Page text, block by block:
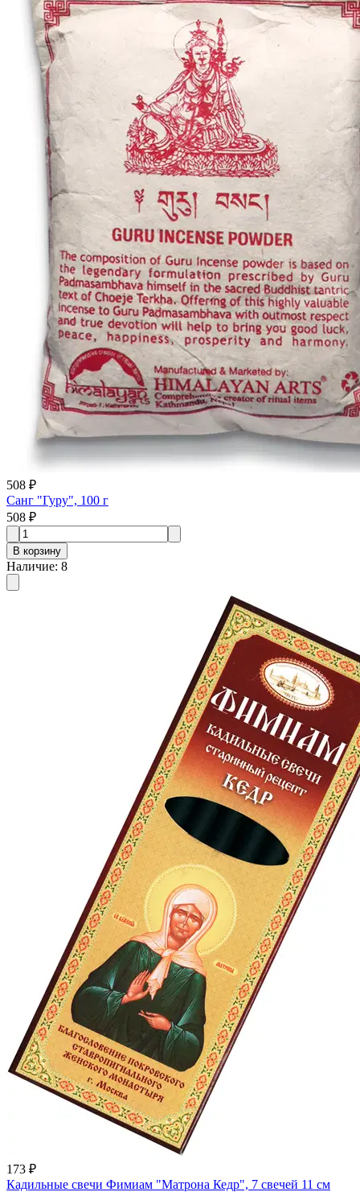
508 ₽
Санг "Гуру", 100 г
508 ₽
В корзину
Наличие: 8
173 ₽
Кадильные свечи Фимиам "Матрона Кедр", 7 свечей 11 см